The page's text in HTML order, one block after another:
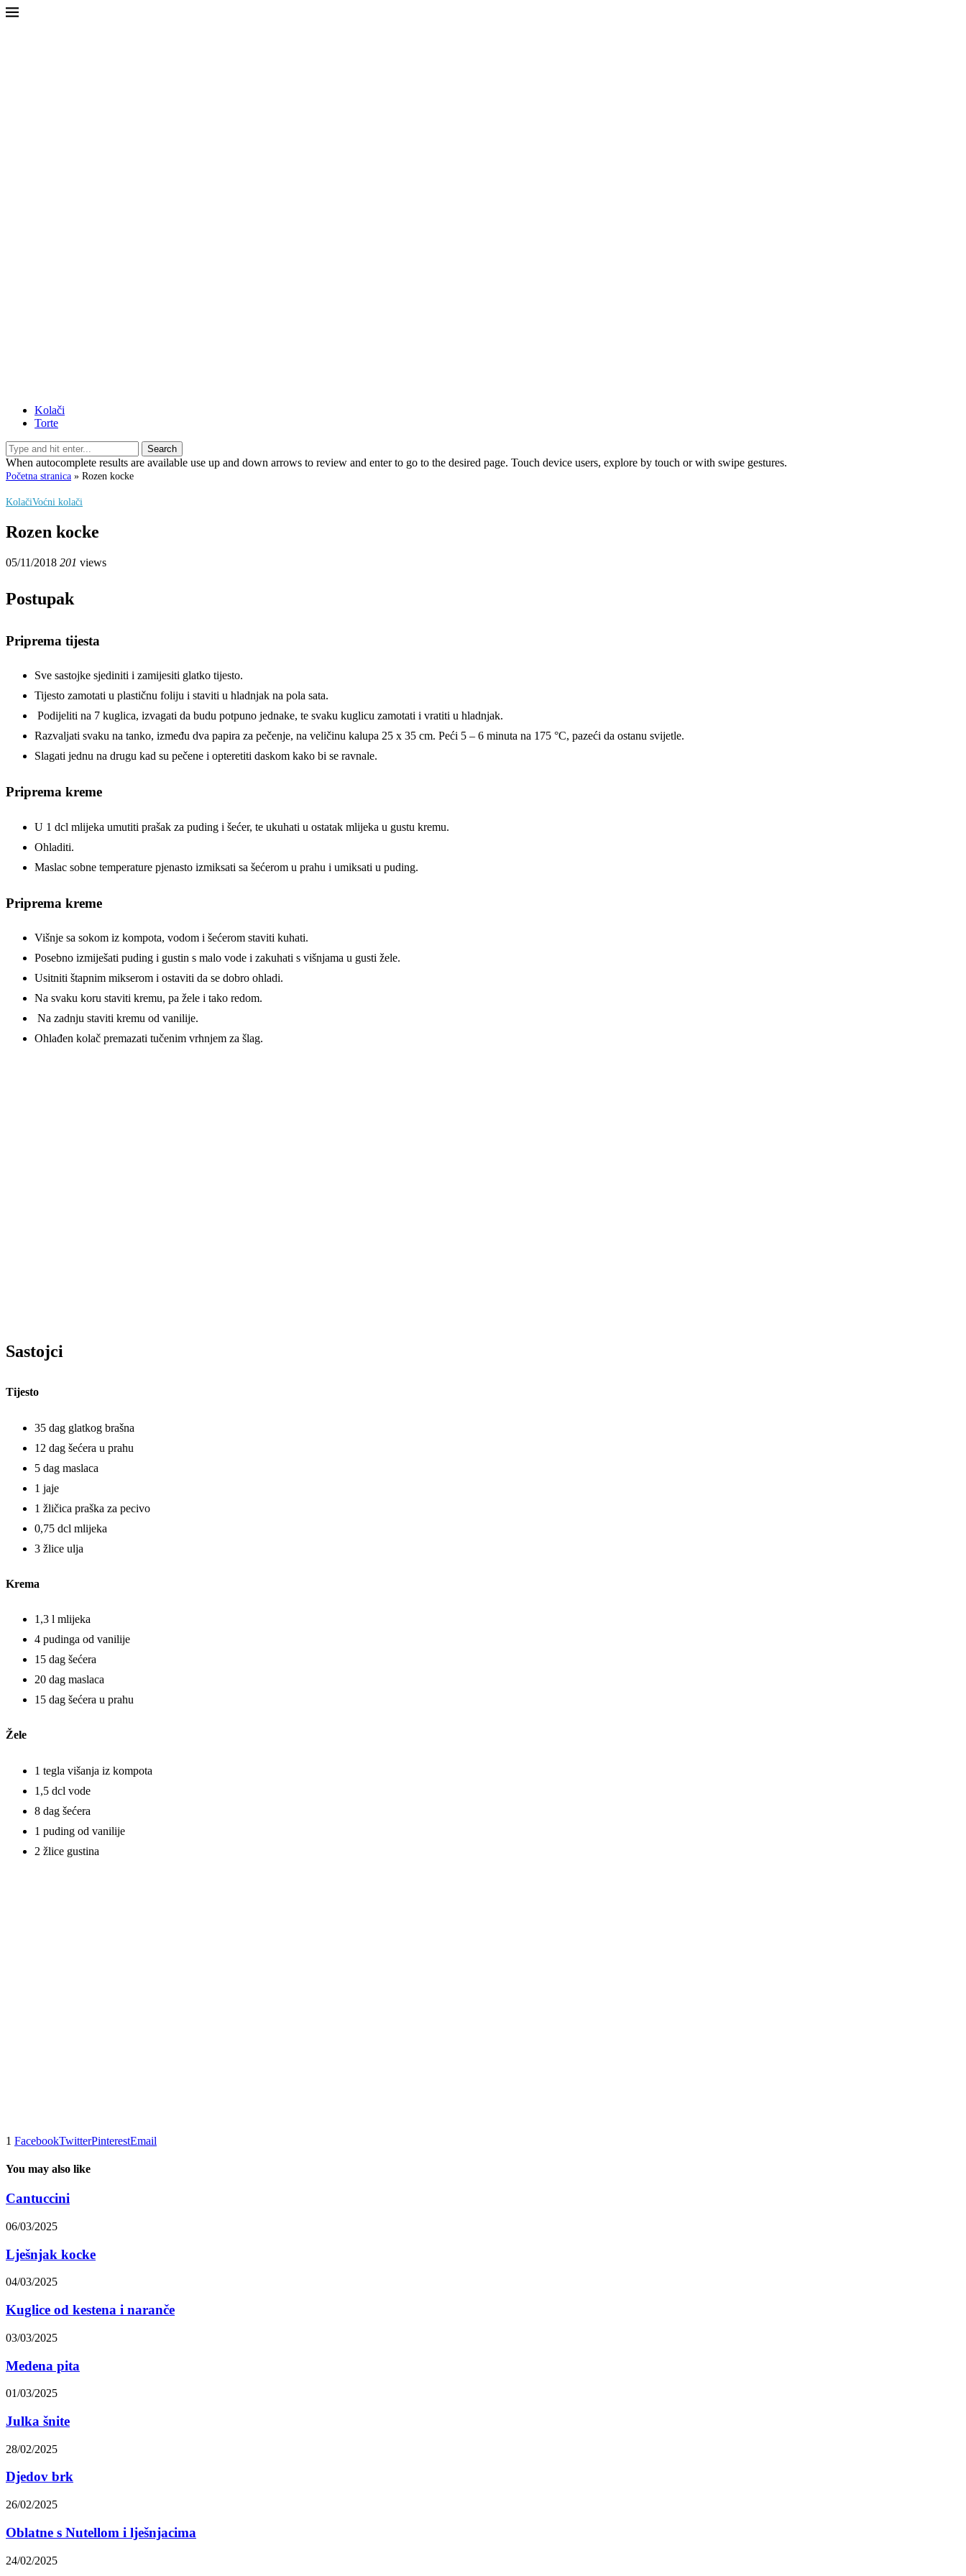
Kolači
Torte
Search
When autocomplete results are available use up and down arrows to review and enter to go to the desired page. Touch device users, explore by touch or with swipe gestures.
Početna stranica » Rozen kocke
KolačiVoćni kolači
Rozen kocke
05/11/2018 201 views
Postupak
Priprema tijesta
Sve sastojke sjediniti i zamijesiti glatko tijesto.
Tijesto zamotati u plastičnu foliju i staviti u hladnjak na pola sata.
Podijeliti na 7 kuglica, izvagati da budu potpuno jednake, te svaku kuglicu zamotati i vratiti u hladnjak.
Razvaljati svaku na tanko, između dva papira za pečenje, na veličinu kalupa 25 x 35 cm. Peći 5 – 6 minuta na 175 °C, pazeći da ostanu svijetle.
Slagati jednu na drugu kad su pečene i opteretiti daskom kako bi se ravnale.
Priprema kreme
U 1 dcl mlijeka umutiti prašak za puding i šećer, te ukuhati u ostatak mlijeka u gustu kremu.
Ohladiti.
Maslac sobne temperature pjenasto izmiksati sa šećerom u prahu i umiksati u puding.
Priprema kreme
Višnje sa sokom iz kompota, vodom i šećerom staviti kuhati.
Posebno izmiješati puding i gustin s malo vode i zakuhati s višnjama u gusti žele.
Usitniti štapnim mikserom i ostaviti da se dobro ohladi.
Na svaku koru staviti kremu, pa žele i tako redom.
Na zadnju staviti kremu od vanilije.
Ohlađen kolač premazati tučenim vrhnjem za šlag.
Sastojci
Tijesto
35 dag glatkog brašna
12 dag šećera u prahu
5 dag maslaca
1 jaje
1 žličica praška za pecivo
0,75 dcl mlijeka
3 žlice ulja
Krema
1,3 l mlijeka
4 pudinga od vanilije
15 dag šećera
20 dag maslaca
15 dag šećera u prahu
Žele
1 tegla višanja iz kompota
1,5 dcl vode
8 dag šećera
1 puding od vanilije
2 žlice gustina
1 FacebookTwitterPinterestEmail
You may also like
Cantuccini
06/03/2025
Lješnjak kocke
04/03/2025
Kuglice od kestena i naranče
03/03/2025
Medena pita
01/03/2025
Julka šnite
28/02/2025
Djedov brk
26/02/2025
Oblatne s Nutellom i lješnjacima
24/02/2025